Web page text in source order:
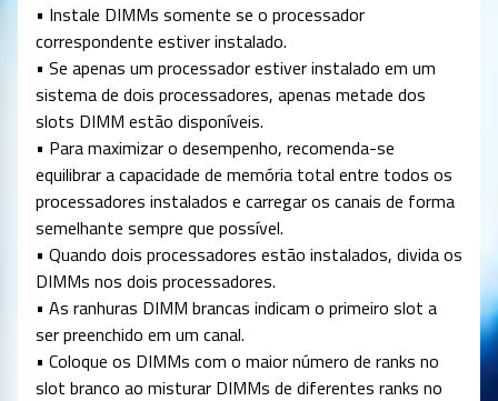
• Instale DIMMs somente se o processador
correspondente estiver instalado.
• Se apenas um processador estiver instalado em um
sistema de dois processadores, apenas metade dos
slots DIMM estão disponíveis.
• Para maximizar o desempenho, recomenda-se
equilibrar a capacidade de memória total entre todos os
processadores instalados e carregar os canais de forma
semelhante sempre que possível.
• Quando dois processadores estão instalados, divida os
DIMMs nos dois processadores.
• As ranhuras DIMM brancas indicam o primeiro slot a
ser preenchido em um canal.
• Coloque os DIMMs com o maior número de ranks no
slot branco ao misturar DIMMs de diferentes ranks no